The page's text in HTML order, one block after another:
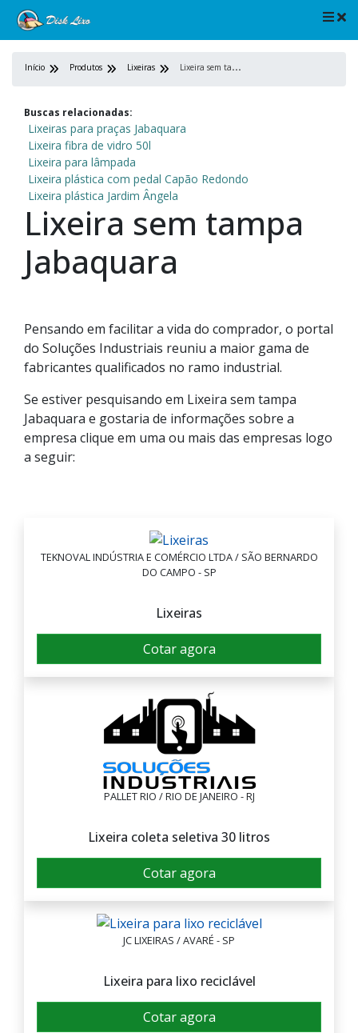
Início Produtos Lixeiras L
ixeira sem tampa Jabaquara
Buscas relacionadas:
Lixeiras para praças Jabaquara
Lixeira fibra de vidro 50l
Lixeira para lâmpada
Lixeira plástica com pedal Capão Redondo
Lixeira plástica Jardim Ângela
Lixeira sem tampa
Jabaquara
Pensando em facilitar a vida do comprador, o portal
do Soluções Industriais reuniu a maior gama de
fabricantes qualificados no ramo industrial.
Se estiver pesquisando em Lixeira sem tampa
Jabaquara e gostaria de informações sobre a
empresa clique em uma ou mais das empresas logo
a seguir:
TEKNOVAL INDÚSTRIA E COMÉRCIO LTDA / SÃO BERNARDO
DO CAMPO - SP
Lixeiras
Cotar agora
PALLET RIO / RIO DE JANEIRO - RJ
Lixeira coleta seletiva 30 litros
Cotar agora
JC LIXEIRAS / AVARÉ - SP
Lixeira para lixo reciclável
Cotar agora